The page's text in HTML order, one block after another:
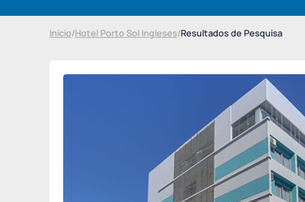
Início/Hotel Porto Sol Ingleses/Resultados de Pesquisa